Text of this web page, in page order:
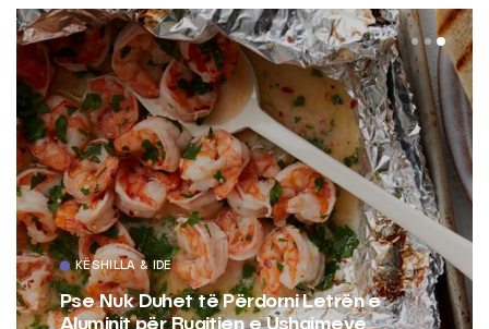
KËSHILLA & IDE
Pse Nuk Duhet të Përdorni Letrën e
Aluminit për Ruajtjen e Ushqimeve